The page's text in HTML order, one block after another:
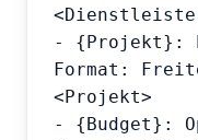
- {Projekt}:
Format:
<Projekt>
- {Budget}: